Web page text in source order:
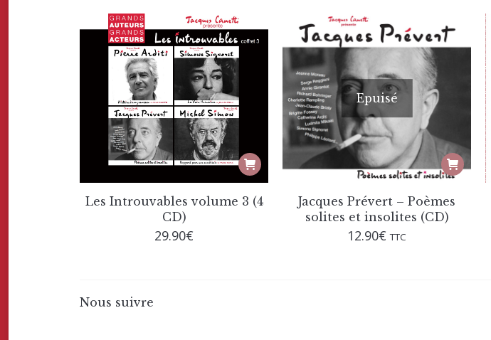
Les Introuvables volume 3 (4
CD)
29.90€
Epuisé
Jacques Prévert – Poèmes
solites et insolites (CD)
12.90€ TTC
Nous suivre